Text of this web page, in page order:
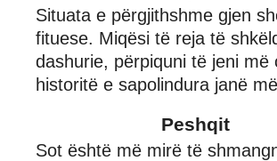
Situata e përgjithshme gjen
fituese. Miqësi të reja të
dashurie, përpiquni të jeni më
historitë e sapolindura janë
Peshqit
Sot është më mirë të